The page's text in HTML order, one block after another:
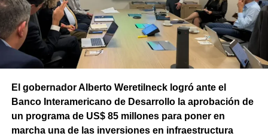
El gobernador Alberto Weretilneck logró ante el
Banco Interamericano de Desarrollo la aprobación de
un programa de US$ 85 millones para poner en
marcha una de las inversiones en infraestructura